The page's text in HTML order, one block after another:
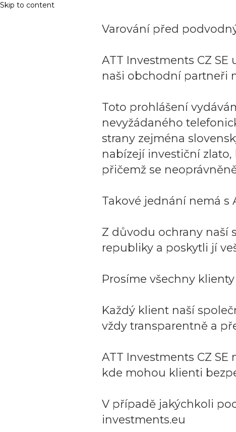
Skip to content
Varování před
ATT Investments CZ
naši obchodní partneři
Toto prohlášení
nevyžádaného
strany zejména
nabízejí investiční
přičemž se
Takové jednání nemá s
Z důvodu ochrany naší
republiky a poskytli jí
Prosíme všechny
Každý klient naší
vždy transparentně a
ATT Investments CZ
kde mohou klienti
V případě jakýchkoli
investments.eu